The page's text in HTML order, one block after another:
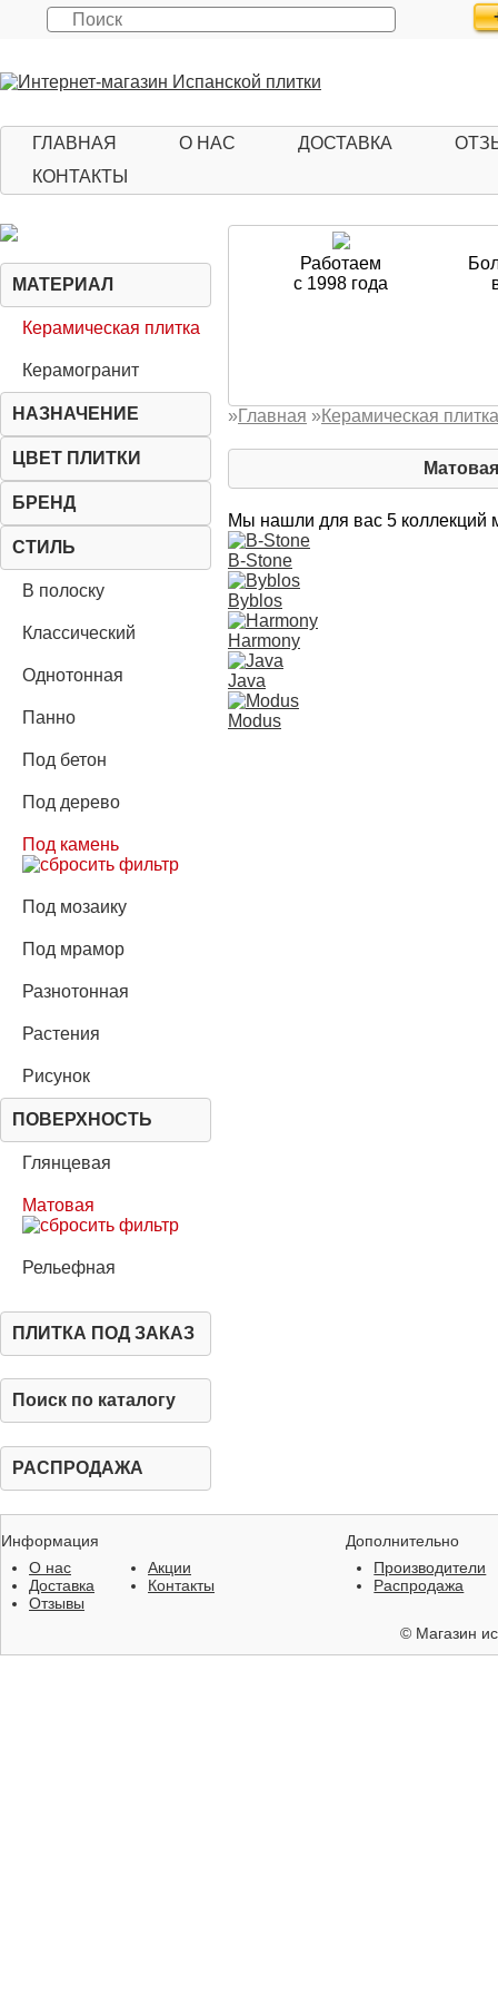
ГЛАВНАЯ О НАС ДОСТАВКА
КОНТАКТЫ
МАТЕРИАЛ
Керамическая плитка
Керамогранит
НАЗНАЧЕНИЕ
ЦВЕТ ПЛИТКИ
БРЕНД
СТИЛЬ
В полоску
Классический
Однотонная
Панно
Под бетон
Под дерево
Под камень
Под мозаику
Под мрамор
Разнотонная
Растения
Рисунок
ПОВЕРХНОСТЬ
Глянцевая
Матовая
Рельефная
ПЛИТКА ПОД ЗАКАЗ
Поиск по каталогу
РАСПРОДАЖА
Работаем
с 1998 года
»Главная »Керамическая плитка
Мы нашли для вас 5 коллекций
B-Stone
Byblos
Harmony
Java
Modus
Информация
О нас
Доставка
Отзывы
Акции
Контакты
Дополнительно
Производители
Распродажа
© Магазин